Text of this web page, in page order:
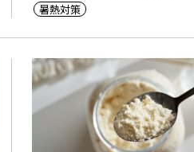
暑熱対策